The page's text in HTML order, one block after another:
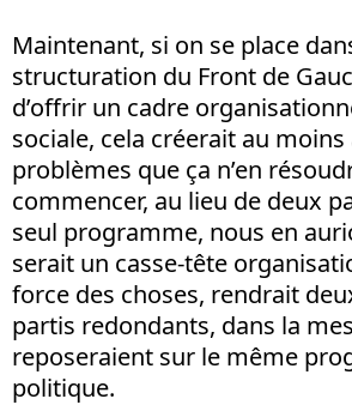
Maintenant, si on se place
structuration du Front de
d’offrir un cadre
sociale, cela créerait au
problèmes que ça n’en
commencer, au lieu de deux
seul programme, nous en
serait un casse-tête
force des choses, rendrait
partis redondants, dans la
reposeraient sur le même
politique.